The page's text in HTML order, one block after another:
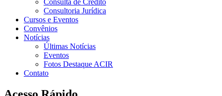
Consulta de Crédito
Consultoria Jurídica
Cursos e Eventos
Convênios
Notícias
Últimas Notícias
Eventos
Fotos Destaque ACIR
Contato